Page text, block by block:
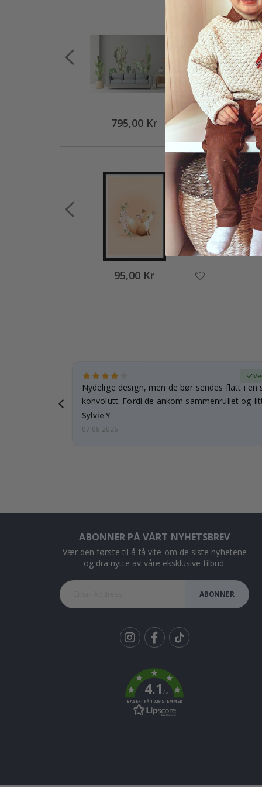
795,00 Kr
95,00 Kr
Nydelige design, men de bør sendes flatt i en
konvolutt. Fordi de ankom sammenrullet og
skulle de…
Sylvie Y
07.08.2026
ABONNER PÅ VÅRT NYHETSBREV
Vær den første til å få vite om de siste nyhetene
og dra nytte av våre eksklusive tilbud.
ABONNER
k
4.1/5
BASERT PÅ 1029 STEMMER